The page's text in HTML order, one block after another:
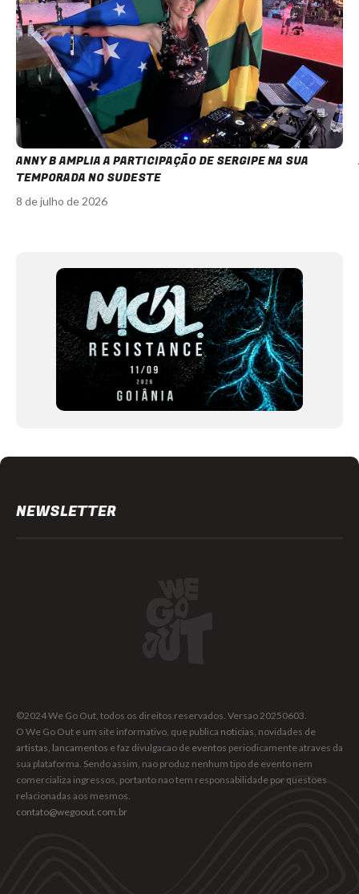
ANNY B AMPLIA A PARTICIPAÇÃO DE SERGIPE NA SUA
TEMPORADA NO SUDESTE
8 de julho de 2026
NEWSLETTER
©2024 We Go Out, todos os direitos reservados. Versao 20250603.
O We Go Out e um site informativo, que publica noticias, novidades de
artistas, lancamentos e faz divulgacao de eventos periodicamente atraves da
sua plataforma. Sendo assim, nao produz nenhum tipo de evento nem
comercializa ingressos, portanto nao tem responsabilidade por questoes
relacionadas aos mesmos.
contato@wegoout.com.br